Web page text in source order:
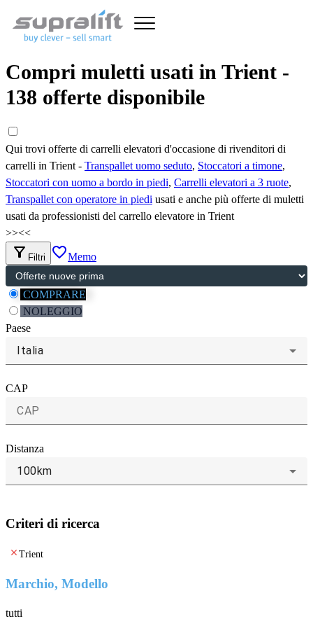
Compri muletti usati in Trient -
138 offerte disponibile
Qui trovi offerte di carrelli elevatori d'occasione di rivenditori di
carrelli in Trient - Transpallet uomo seduto, Stoccatori a timone,
Stoccatori con uomo a bordo in piedi, Carrelli elevatori a 3 ruote,
Transpallet con operatore in piedi usati e anche più offerte di muletti
usati da professionisti del carrello elevatore in Trient
>><<
filter_alt Filtri favorite_borderMemo
COMPRARE
NOLEGGIO
Paese
Italia
CAP
Distanza
100km
Criteri di ricerca
clear Trient
Marchio, Modello
tutti